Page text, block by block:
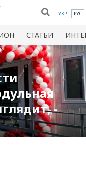
УКР РУС
СТАТЬИ
-